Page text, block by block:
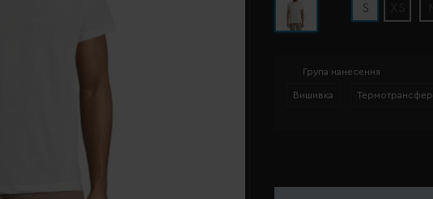
S
Група нанесення
Вишивка Термотрансфер